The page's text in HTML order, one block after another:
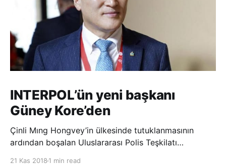
INTERPOL’ün yeni başkanı
Güney Kore’den
Çinli Mıng Hongvey’in ülkesinde tutuklanmasının
ardından boşalan Uluslararası Polis Teşkilatı
21 Kas 2018 1 min read